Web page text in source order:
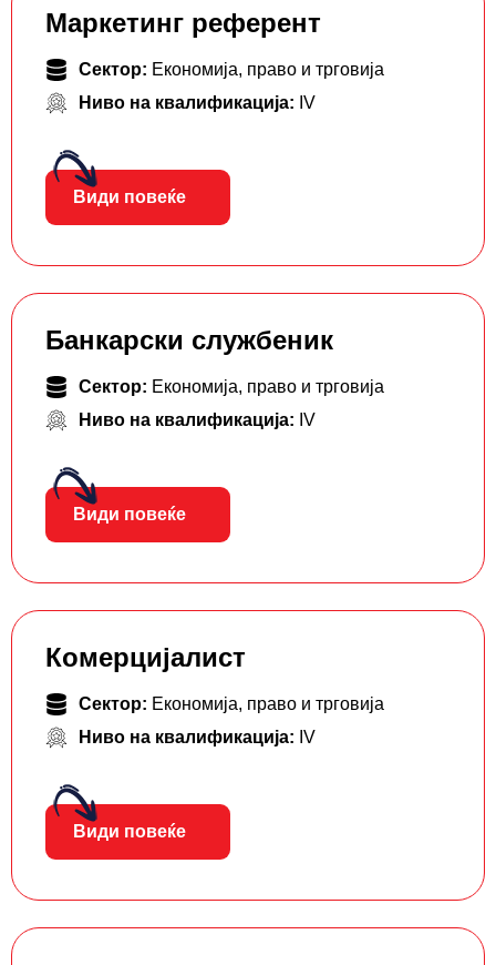
Маркетинг референт
Сектор: Економија, право и трговија
Ниво на квалификација: IV
Види повеќе
Банкарски службеник
Сектор: Економија, право и трговија
Ниво на квалификација: IV
Види повеќе
Комерцијалист
Сектор: Економија, право и трговија
Ниво на квалификација: IV
Види повеќе